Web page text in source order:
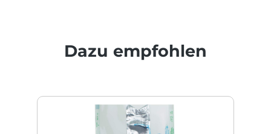
Produktgalerie überspringen
Dazu empfohlen